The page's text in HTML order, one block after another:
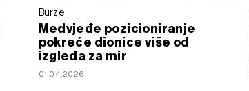
Burze
Medvjeđe pozicioniranje
pokreće dionice više od
izgleda za mir
01.04.2026